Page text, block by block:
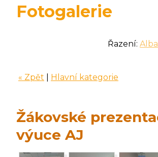
Fotogalerie
Řazení: Alba
« Zpět Hlavní kategorie
Žákovské
výuce AJ